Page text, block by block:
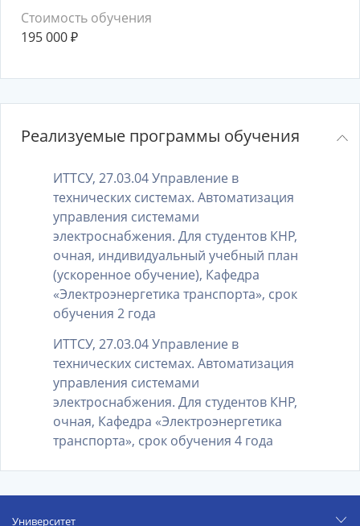
Стоимость обучения
195 000₽
Реализуемые программы обучения
ИТТСУ, 27.03.04 Управление в
технических системах. Автоматизация
управления системами
электроснабжения. Для студентов КНР,
очная, индивидуальный учебный план
(ускоренное обучение), Кафедра
«Электроэнергетика транспорта», срок
обучения 2 года
ИТТСУ, 27.03.04 Управление в
технических системах. Автоматизация
управления системами
электроснабжения. Для студентов КНР,
очная, Кафедра «Электроэнергетика
транспорта», срок обучения 4 года
Университет